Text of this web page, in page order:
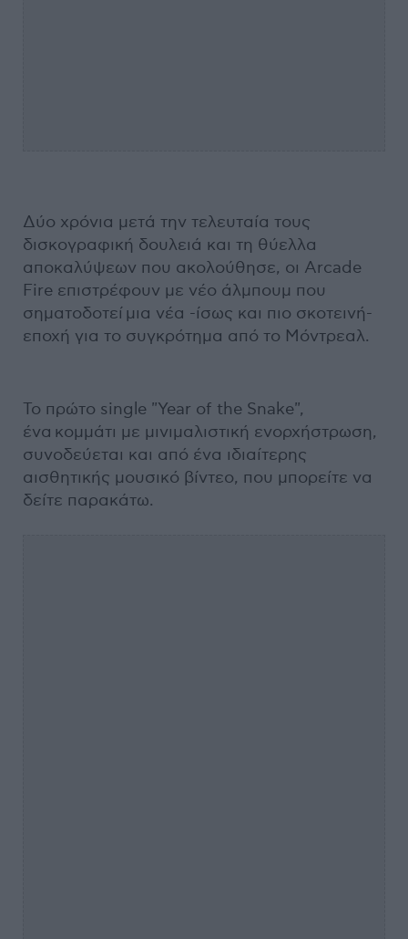
Δύο χρόνια μετά την τελευταία τους
δισκογραφική δουλειά και τη θύελλα
αποκαλύψεων που ακολούθησε, οι Arcade
Fire επιστρέφουν με νέο άλμπουμ που
σηματοδοτεί μια νέα -ίσως και πιο σκοτεινή-
εποχή για το συγκρότημα από το Μόντρεαλ.
Το πρώτο single "Year of the Snake",
ένα κομμάτι με μινιμαλιστική ενορχήστρωση,
συνοδεύεται και από ένα ιδιαίτερης
αισθητικής μουσικό βίντεο, που μπορείτε να
δείτε παρακάτω.